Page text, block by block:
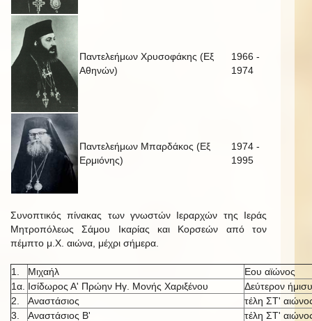
Παντελεήμων Χρυσοφάκης (Εξ
Αθηνών)
1966 -
1974
Παντελεήμων Μπαρδάκος (Εξ
Ερμιόνης)
1974 -
1995
Συνοπτικός πίνακας των γνωστών Ιεραρχών της Ιεράς
Μητροπόλεως Σάμου Ικαρίας και Κορσεών από τον
πέμπτο μ.Χ. αιώνα, μέχρι σήμερα.
1. Μιχαήλ
Εου αϊώνος
1α. Ισίδωρος Α' Πρώην Ηγ. Μονής Χαριξένου
Δεύτερον
2.
Αναστάσιος
τέλη ΣΤ'
3.
Αναστάσιος Β'
τέλη ΣΤ'